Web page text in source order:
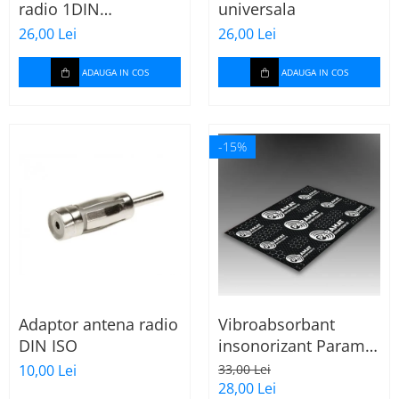
radio 1DIN
universala
26,00 Lei
ADAUGA IN COS
universala
26,00 Lei
ADAUGA IN COS
Adaptor antena radio
DIN ISO
10,00 Lei
-15%
Vibroabsorbant
insonorizant Paramat
Standard 1.8mm 70x
50cm, 1 coala
33,00 Lei
28,00 Lei